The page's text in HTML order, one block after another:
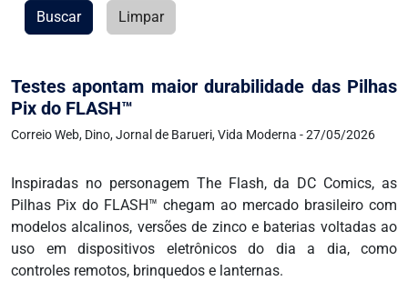
Testes apontam maior durabilidade das Pilhas
Pix do FLASH™
Correio Web, Dino, Jornal de Barueri, Vida Moderna - 27/05/2026
Inspiradas no personagem The Flash, da DC Comics, as
Pilhas Pix do FLASH™ chegam ao mercado brasileiro com
modelos alcalinos, versões de zinco e baterias voltadas ao
uso em dispositivos eletrônicos do dia a dia, como
controles remotos, brinquedos e lanternas.
Buscar Limpar